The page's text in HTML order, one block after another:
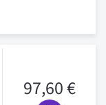
97,60 €